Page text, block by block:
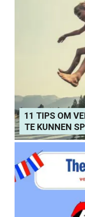
11 TIPS OM
TE KUNNEN